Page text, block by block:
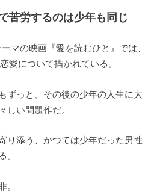
苦労するのは少年も同じ
マの映画『愛を読むひと』では、
愛について描かれている。
ずっと、その後の少年の人生に大
しい問題作だ。
り添う、かつては少年だった男性
。
。